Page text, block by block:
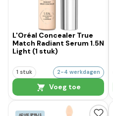
L'Oréal Concealer True
Match Radiant Serum 1.5N
Light (1 stuk)
1 stuk 2-4 werkdagen
Voeg toe
ADVIESPRIJS